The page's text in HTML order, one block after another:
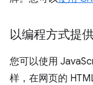
以编程方式提
您可以使用
样，在网页的